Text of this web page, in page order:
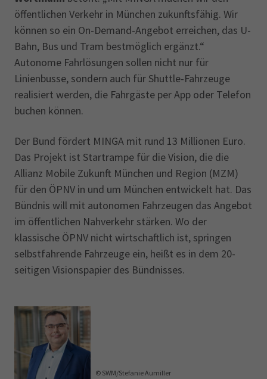
öffentlichen Verkehr in München zukunftsfähig. Wir
können so ein On-Demand-Angebot erreichen, das U-
Bahn, Bus und Tram bestmöglich ergänzt.“
Autonome Fahrlösungen sollen nicht nur für
Linienbusse, sondern auch für Shuttle-Fahrzeuge
realisiert werden, die Fahrgäste per App oder Telefon
buchen können.
Der Bund fördert MINGA mit rund 13 Millionen Euro.
Das Projekt ist Startrampe für die Vision, die die
Allianz Mobile Zukunft München und Region (MZM)
für den ÖPNV in und um München entwickelt hat. Das
Bündnis will mit autonomen Fahrzeugen das Angebot
im öffentlichen Nahverkehr stärken. Wo der
klassische ÖPNV nicht wirtschaftlich ist, springen
selbstfahrende Fahrzeuge ein, heißt es in dem 20-
seitigen Visionspapier des Bündnisses.
© SWM/Stefanie Aumiller